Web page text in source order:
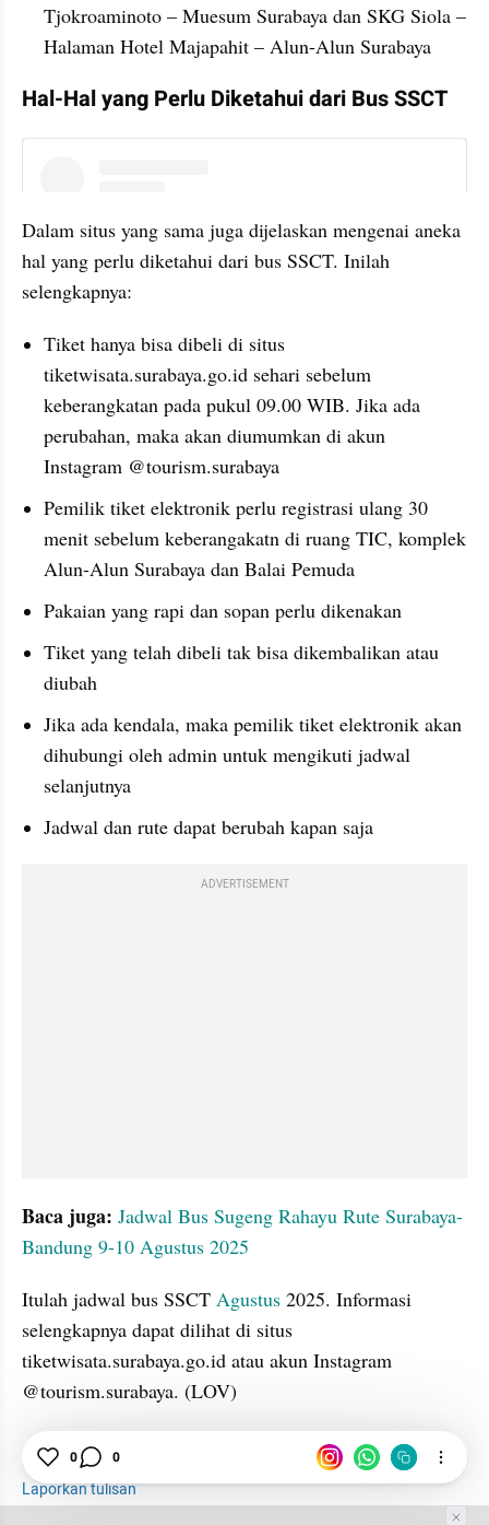
Tjokroaminoto – Muesum Surabaya dan SKG Siola –
Halaman Hotel Majapahit – Alun-Alun Surabaya
Hal-Hal yang Perlu Diketahui dari Bus SSCT
Dalam situs yang sama juga dijelaskan mengenai aneka
hal yang perlu diketahui dari bus SSCT. Inilah
selengkapnya:
Tiket hanya bisa dibeli di situs
tiketwisata.surabaya.go.id sehari sebelum
keberangkatan pada pukul 09.00 WIB. Jika ada
perubahan, maka akan diumumkan di akun
Instagram @tourism.surabaya
Pemilik tiket elektronik perlu registrasi ulang 30
menit sebelum keberangakatn di ruang TIC, komplek
Alun-Alun Surabaya dan Balai Pemuda
Pakaian yang rapi dan sopan perlu dikenakan
Tiket yang telah dibeli tak bisa dikembalikan atau
diubah
Jika ada kendala, maka pemilik tiket elektronik akan
dihubungi oleh admin untuk mengikuti jadwal
selanjutnya
Jadwal dan rute dapat berubah kapan saja
ADVERTISEMENT
Baca juga: Jadwal Bus Sugeng Rahayu Rute Surabaya-
Bandung 9-10 Agustus 2025
Itulah jadwal bus SSCT Agustus 2025. Informasi
selengkapnya dapat dilihat di situs
tiketwisata.surabaya.go.id atau akun Instagram
@tourism.surabaya. (LOV)
Surabaya
Laporkan tulisan
0 0